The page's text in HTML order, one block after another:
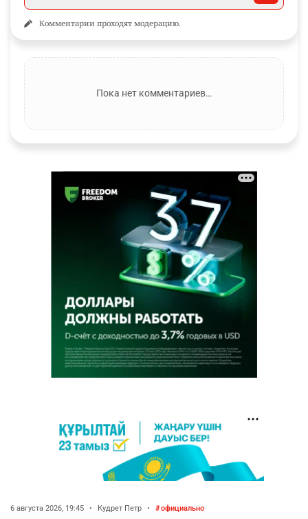
Комментарии проходят модерацию.
Пока нет комментариев…
6 августа 2026, 19:45 • Кудрет Петр • официально